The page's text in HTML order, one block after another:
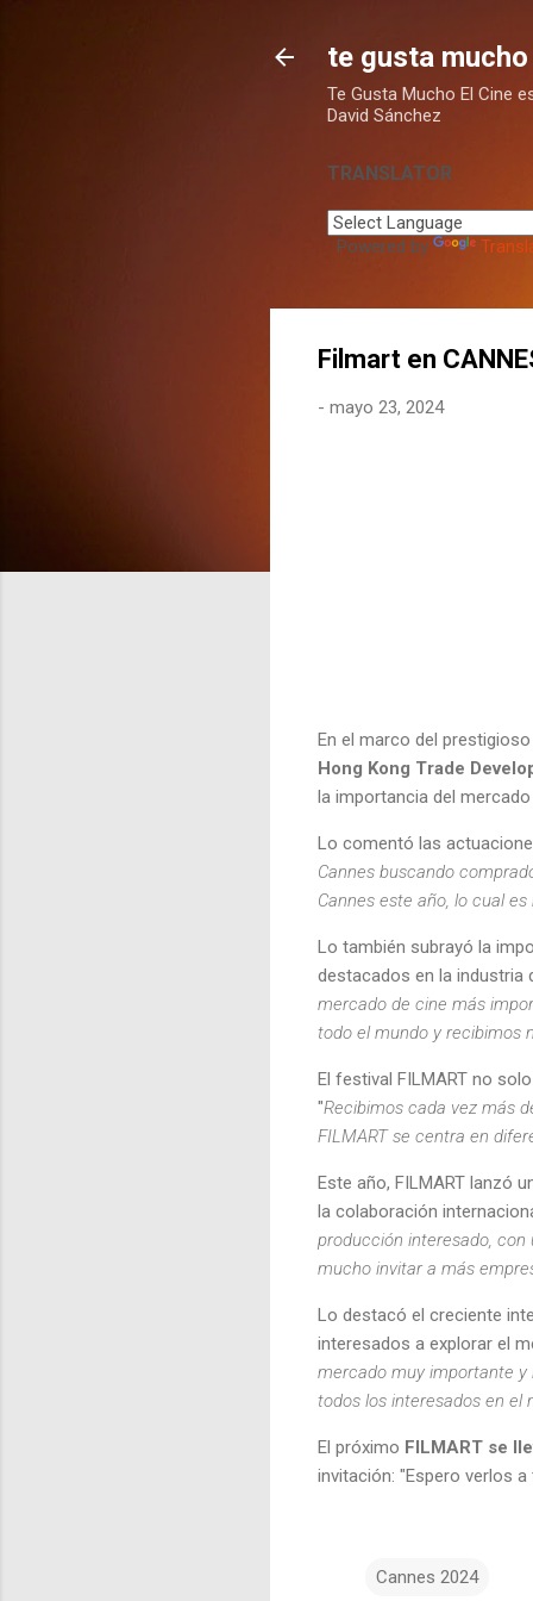
te gusta
Te Gusta Mucho El Cine
David Sánchez
TRANSLATOR
Powered by
Filmart en
- mayo 23, 2024
En el marco del
Hong Kong Trade
la importancia del mercado
Lo comentó las
Cannes buscando
Cannes este año, lo cual
Lo también subrayó la
destacados en la industria
mercado de cine más
todo el mundo y recibimos
El festival FILMART no
"Recibimos cada vez más
FILMART se centra en
Este año, FILMART lanzó
la colaboración
producción interesado, con
mucho invitar a más
Lo destacó el creciente
interesados a explorar el
mercado muy importante y
todos los interesados en el
El próximo FILMART se
invitación: "Espero verlos
Cannes 2024